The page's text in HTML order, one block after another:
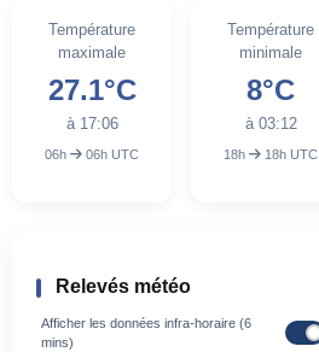
Température
maximale
27.1°C
à 17:06
06h 06h UTC
Température
minimale
8°C
à 03:12
18h 18h UTC
Relevés météo
Afficher les données infra-horaire (6
mins)